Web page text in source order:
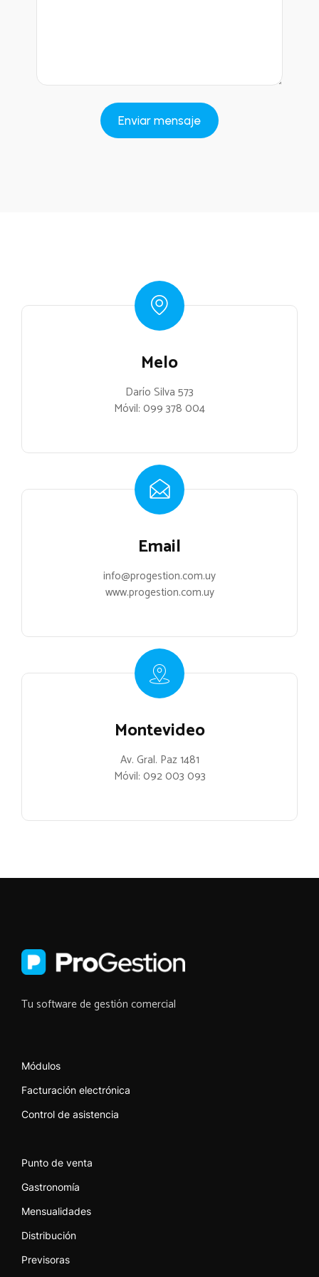
Enviar mensaje
Melo
Darío Silva 573
Móvil: 099 378 004
Email
info@progestion.com.uy
www.progestion.com.uy
Montevideo
Av. Gral. Paz 1481
Móvil: 092 003 093
Tu software de gestión comercial
Módulos
Facturación electrónica
Control de asistencia
Punto de venta
Gastronomía
Mensualidades
Distribución
Previsoras